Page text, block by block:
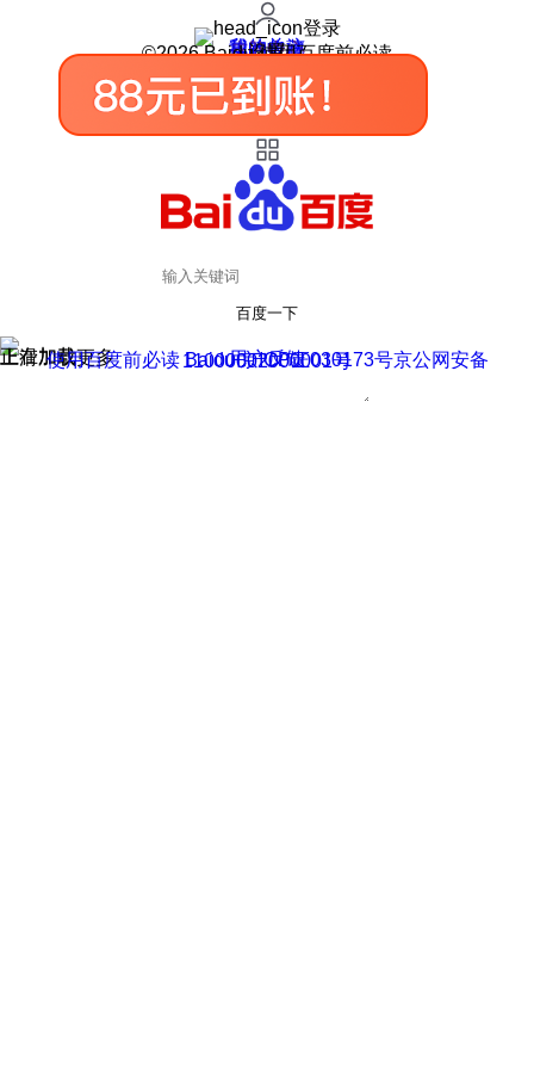
登录
我的关注
我的收藏
皮肤中心
用户反馈
设置
©2026 Baidu 使用百度前必读
百度一下
正在加载
上滑加载更多 用户反馈
使用百度前必读 Baidu 京ICP证030173号
京公网安备11000002000001号